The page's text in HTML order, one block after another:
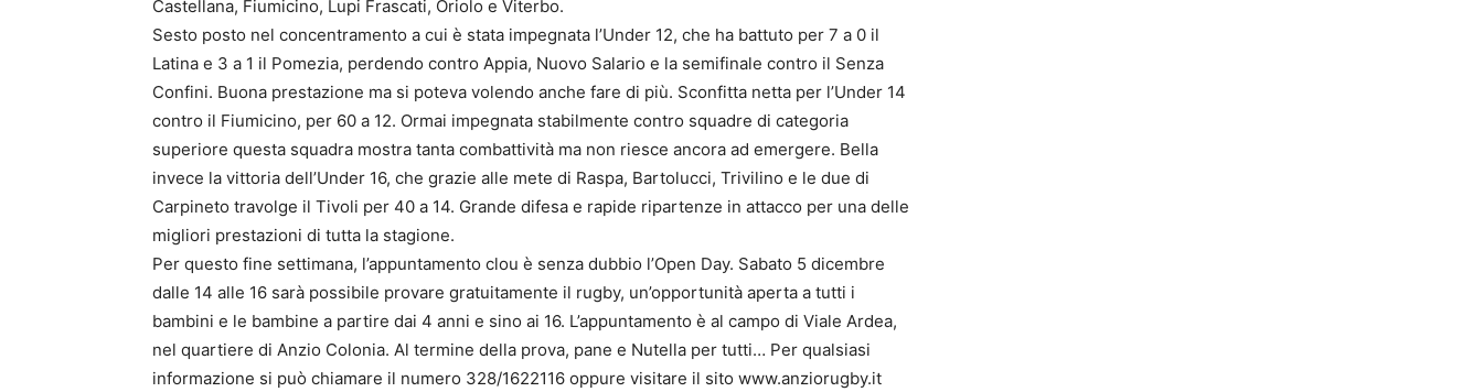
Castellana, Fiumicino, Lupi Frascati, Oriolo e Viterbo.
Sesto posto nel concentramento a cui è stata impegnata l’Under 12, che ha battuto per 7 a 0 il
Latina e 3 a 1 il Pomezia, perdendo contro Appia, Nuovo Salario e la semifinale contro il Senza
Confini. Buona prestazione ma si poteva volendo anche fare di più. Sconfitta netta per l’Under 14
contro il Fiumicino, per 60 a 12. Ormai impegnata stabilmente contro squadre di categoria
superiore questa squadra mostra tanta combattività ma non riesce ancora ad emergere. Bella
invece la vittoria dell’Under 16, che grazie alle mete di Raspa, Bartolucci, Trivilino e le due di
Carpineto travolge il Tivoli per 40 a 14. Grande difesa e rapide ripartenze in attacco per una delle
migliori prestazioni di tutta la stagione.
Per questo fine settimana, l’appuntamento clou è senza dubbio l’Open Day. Sabato 5 dicembre
dalle 14 alle 16 sarà possibile provare gratuitamente il rugby, un’opportunità aperta a tutti i
bambini e le bambine a partire dai 4 anni e sino ai 16. L’appuntamento è al campo di Viale Ardea,
nel quartiere di Anzio Colonia. Al termine della prova, pane e Nutella per tutti… Per qualsiasi
informazione si può chiamare il numero 328/1622116 oppure visitare il sito www.anziorugby.it